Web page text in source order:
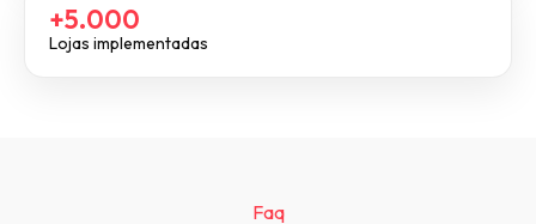
+5.000
Lojas implementadas
Faq